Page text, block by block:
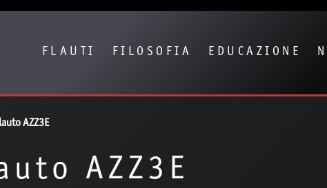
FLAUTI FILOSOFIA EDUCAZIONE
AZZ3E
AZZ3E